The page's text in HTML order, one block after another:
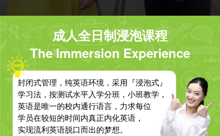
成人全日制浸泡课程
The Immersion Experience
封闭式管理，纯英语环境，采用『浸泡式』
学习法，按测试水平入学分班，小班教学，
英语是唯一的校内通行语言，力求每位
学员在较短的时间内真正内化英语，
实现流利英语脱口而出的梦想。